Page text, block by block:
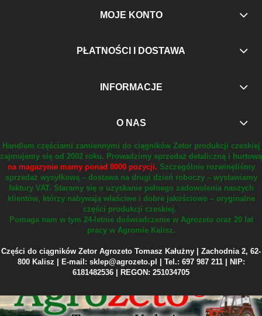
MOJE KONTO
PŁATNOŚCI I DOSTAWA
INFORMACJE
O NAS
Handlem częściami zamiennymi do ciągników Zetor produkcji czeskiej
zajmujemy się od 2002 roku. Prowadzimy sprzedaż detaliczną i hurtową
na magazynie mamy ponad 8000 pozycji. Szczególnie rozwinęliśmy
sprzedaż wysyłkową – dostawa na drugi dzień roboczy – wystawiamy
faktury VAT. Staramy się o uzyskanie pełnego zadowolenia naszych
klientów, którzy nabywają właściwe i dobre jakościowo – oryginalne
części produkcji czeskiej.
Pomaga nam w tym 24-letnie doświadczenie w Agrozeto oraz 20 lat
pracy w Agromie Kalisz.
Części do ciągników Zetor Agrozeto Tomasz Kałużny | Zachodnia 2, 62-
800 Kalisz | E-mail: sklep@agrozeto.pl | Tel.: 697 987 211 | NIP:
6181482536 | REGON: 251034705